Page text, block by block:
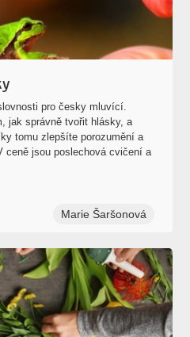
pro česky mluvící.
jak správně tvořit hlásky, a
tomu zlepšíte porozumění a
jsou poslechová cvičení a
Marie Šaršonová